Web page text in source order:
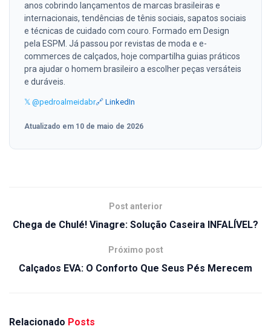
anos cobrindo lançamentos de marcas brasileiras e
internacionais, tendências de tênis sociais, sapatos sociais
e técnicas de cuidado com couro. Formado em Design
pela ESPM. Já passou por revistas de moda e e-
commerces de calçados, hoje compartilha guias práticos
pra ajudar o homem brasileiro a escolher peças versáteis
e duráveis.
𝕏 @pedroalmeidabr🔗 LinkedIn
Atualizado em 10 de maio de 2026
Post anterior
Chega de Chulé! Vinagre: Solução Caseira INFALÍVEL?
Próximo post
Calçados EVA: O Conforto Que Seus Pés Merecem
Relacionado Posts